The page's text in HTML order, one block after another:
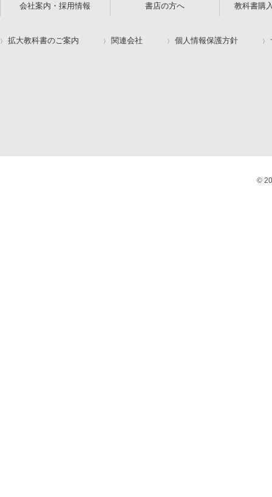
会社案内・採用情報 書店の方へ 教科書購
拡大教科書のご案内 関連会社 個人情報保護方針
©